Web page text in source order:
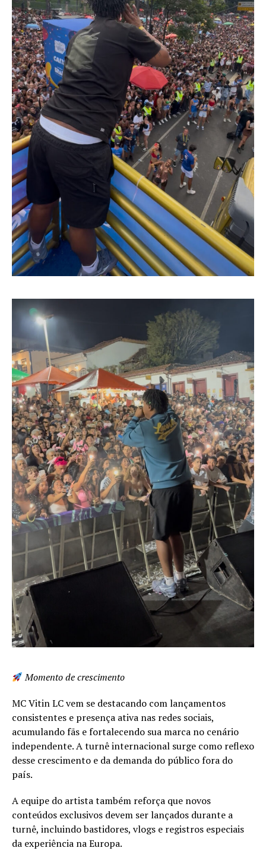
Momento de crescimento
MC Vitin LC vem se destacando com lançamentos
consistentes e presença ativa nas redes sociais,
acumulando fãs e fortalecendo sua marca no cenário
independente. A turnê internacional surge como reflexo
desse crescimento e da demanda do público fora do
país.
A equipe do artista também reforça que novos
conteúdos exclusivos devem ser lançados durante a
turnê, incluindo bastidores, vlogs e registros especiais
da experiência na Europa.